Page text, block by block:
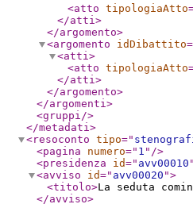
<atto tipologiaAtto
</atti>
</argomento>
<argomento
idDibattito
<atti>
<atto tipologiaAtto
</atti>
</argomento>
</argomenti>
<gruppi/>
</metadati>
<resoconto tipo="
<pagina
numero=" 1 " />
<presidenza
id=" avv00010 "
<avviso
id=" avv00020 ">
<titolo>La seduta
</avviso>